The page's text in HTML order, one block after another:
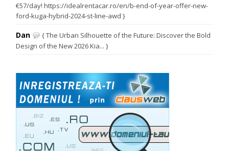
€57/day! https://idealrentacar.ro/en/b-end-of-year-offer-new-
ford-kuga-hybrid-2024-st-line-awd }
Dan
{ The Urban Silhouette of the Future: Discover the Bold
Design of the New 2026 Kia... }